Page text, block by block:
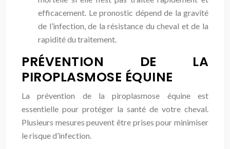
efficacement. Le pronostic dépend de la gravité
de l’infection, de la résistance du cheval et de la
rapidité du traitement.
PRÉVENTION DE LA
PIROPLASMOSE ÉQUINE
La prévention de la piroplasmose équine est
essentielle pour protéger la santé de votre cheval.
Plusieurs mesures peuvent être prises pour minimiser
le risque d’infection.